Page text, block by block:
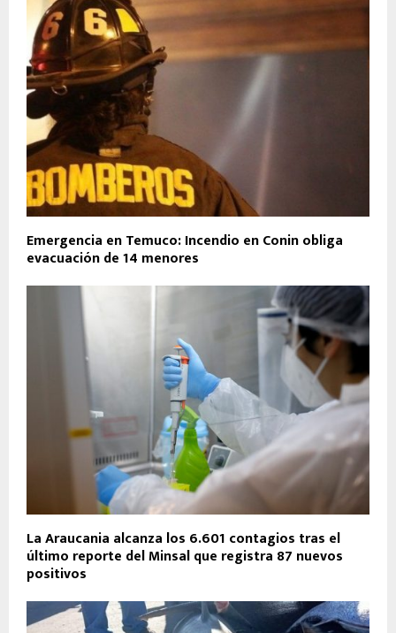
Emergencia en Temuco: Incendio en Conin obliga
evacuación de 14 menores
La Araucania alcanza los 6.601 contagios tras el
último reporte del Minsal que registra 87 nuevos
positivos